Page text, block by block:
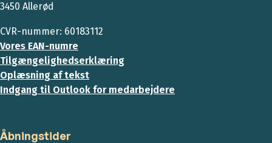
3450 Allerød
CVR-nummer: 60183112
Vores EAN-numre
Tilgængelighedserklæring
Oplæsning af tekst
Indgang til Outlook for medarbejdere
Åbningstider